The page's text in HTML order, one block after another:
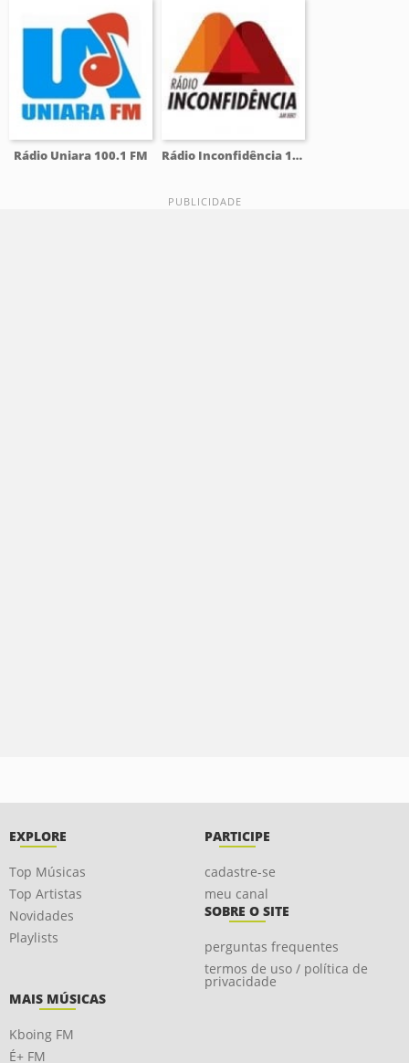
Rádio Uniara 100.1 FM Rádio Inconfidência 100.9 FM
EXPLORE
Top Músicas
Top Artistas
Novidades
Playlists
PARTICIPE
cadastre-se
meu canal
SOBRE O SITE
perguntas frequentes
termos de uso / política de
privacidade
MAIS MÚSICAS
Kboing FM
É+ FM